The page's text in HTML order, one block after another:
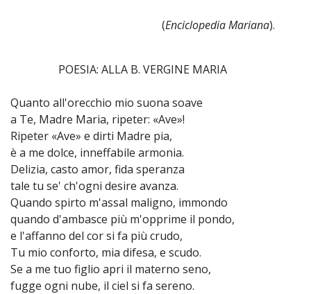
(Enciclopedia Mariana).
POESIA: ALLA B. VERGINE MARIA
Quanto all'orecchio mio suona soave
a Te, Madre Maria, ripeter: «Ave»!
Ripeter «Ave» e dirti Madre pia,
è a me dolce, inneffabile armonia.
Delizia, casto amor, fida speranza
tale tu se' ch'ogni desire avanza.
Quando spirto m'assal maligno, immondo
quando d'ambasce più m'opprime il pondo,
e l'affanno del cor si fa più crudo,
Tu mio conforto, mia difesa, e scudo.
Se a me tuo figlio apri il materno seno,
fugge ogni nube, il ciel si fa sereno.